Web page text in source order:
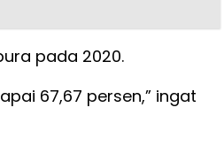
pada 2020.
67,67 persen,” ingat